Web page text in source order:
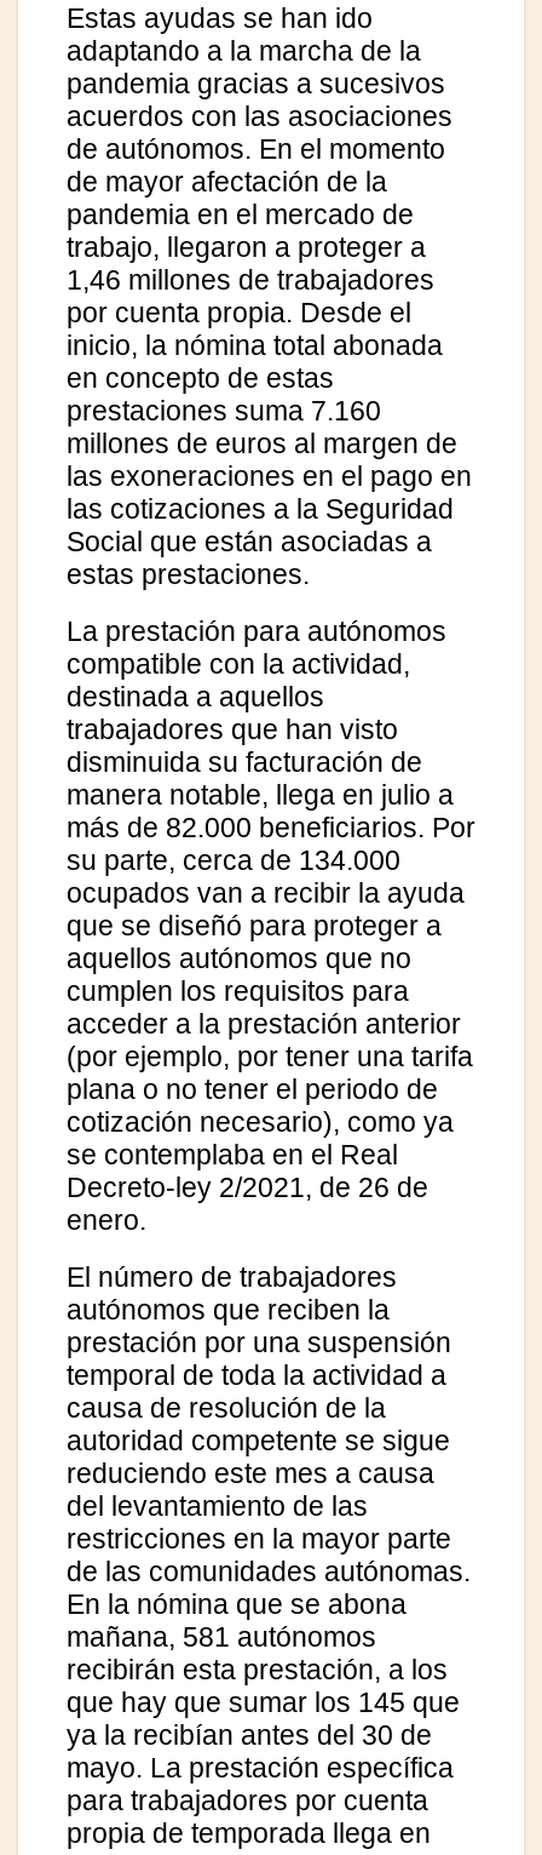
Estas ayudas se han ido
adaptando a la marcha de la
pandemia gracias a sucesivos
acuerdos con las asociaciones
de autónomos. En el momento
de mayor afectación de la
pandemia en el mercado de
trabajo, llegaron a proteger a
1,46 millones de trabajadores
por cuenta propia. Desde el
inicio, la nómina total abonada
en concepto de estas
prestaciones suma 7.160
millones de euros al margen de
las exoneraciones en el pago en
las cotizaciones a la Seguridad
Social que están asociadas a
estas prestaciones.
La prestación para autónomos
compatible con la actividad,
destinada a aquellos
trabajadores que han visto
disminuida su facturación de
manera notable, llega en julio a
más de 82.000 beneficiarios. Por
su parte, cerca de 134.000
ocupados van a recibir la ayuda
que se diseñó para proteger a
aquellos autónomos que no
cumplen los requisitos para
acceder a la prestación anterior
(por ejemplo, por tener una tarifa
plana o no tener el periodo de
cotización necesario), como ya
se contemplaba en el Real
Decreto-ley 2/2021, de 26 de
enero.
El número de trabajadores
autónomos que reciben la
prestación por una suspensión
temporal de toda la actividad a
causa de resolución de la
autoridad competente se sigue
reduciendo este mes a causa
del levantamiento de las
restricciones en la mayor parte
de las comunidades autónomas.
En la nómina que se abona
mañana, 581 autónomos
recibirán esta prestación, a los
que hay que sumar los 145 que
ya la recibían antes del 30 de
mayo. La prestación específica
para trabajadores por cuenta
propia de temporada llega en